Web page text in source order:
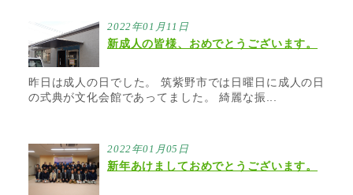
2022年01月11日
新成人の皆様、おめでとうございます。
昨日は成人の日でした。 筑紫野市では日曜日に成人の日
の式典が文化会館であってました。 綺麗な振...
2022年01月05日
新年あけましておめでとうございます。